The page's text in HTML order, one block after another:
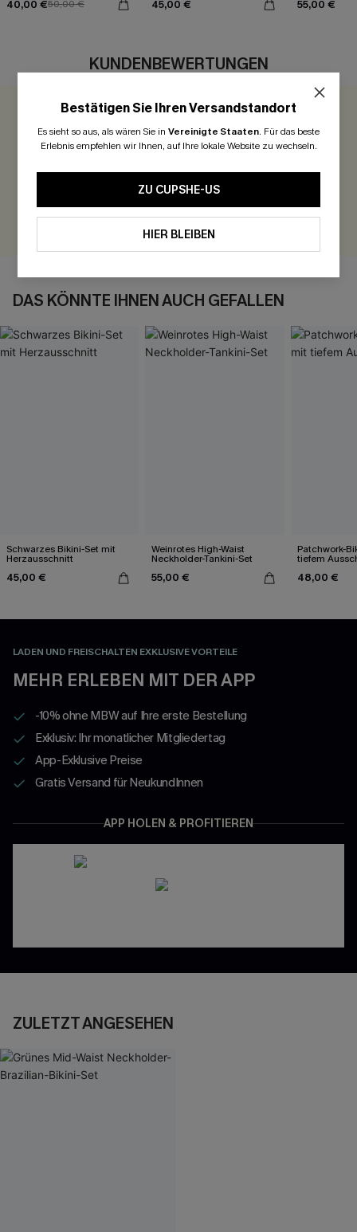
40,00 €50,00 € 45,00 € 55,00 €
KUNDENBEWERTUNGEN
300 Punkte für Ihre Bewertung!
BEWERTEN
DAS KÖNNTE IHNEN AUCH GEFALLEN
Schwarzes Bikini-Set mit
Herzausschnitt
45,00 €
Weinrotes High-Waist
Neckholder-Tankini-Set
55,00 €
Patchwork-
tiefem
48,00 €
LADEN UND FREISCHALTEN EXKLUSIVE VORTEILE
MEHR ERLEBEN MIT DER APP
-10% ohne MBW auf Ihre erste Bestellung
Exklusiv: Ihr monatlicher Mitgliedertag
App-Exklusive Preise
Gratis Versand für NeukundInnen
APP HOLEN & PROFITIEREN
ZULETZT ANGESEHEN
Bestätigen Sie Ihren Versandstandort
Es sieht so aus, als wären Sie in Vereinigte Staaten. Für das beste
Erlebnis empfehlen wir Ihnen, auf Ihre lokale Website zu wechseln.
ZU CUPSHE-US
HIER BLEIBEN